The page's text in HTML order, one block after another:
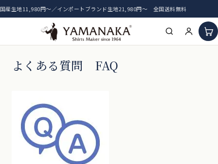
国産生地11,980円〜／インポートブランド生地21,980円〜 全国送料無料
おすすめ生地
よくある質問 FAQ